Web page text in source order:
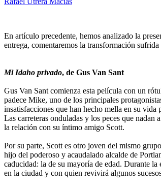
En artículo precedente, hemos analizado la
entrega, comentaremos la transformación
Mi Idaho privado, de Gus Van Sant
Gus Van Sant comienza esta película con un
padece Mike, uno de los principales
insatisfacciones que han hecho mella en su vida
Las carreteras onduladas y los peces que
la relación con su íntimo amigo Scott.
Por su parte, Scott es otro joven del mismo
hijo del poderoso y acaudalado alcalde de
caducidad: la de su mayoría de edad. Durante
en la ciudad y con quien revivirá algunos